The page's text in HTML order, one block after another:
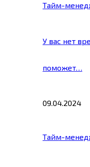
Тайм-
У вас нет
поможет…
09.04.2024
Тайм-